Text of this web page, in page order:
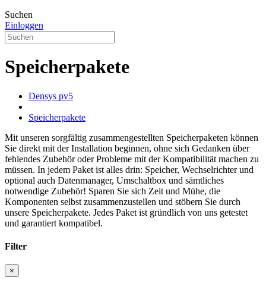
Suchen
Einloggen
Speicherpakete
Densys pv5
Speicherpakete
Mit unseren sorgfältig zusammengestellten Speicherpaketen können
Sie direkt mit der Installation beginnen, ohne sich Gedanken über
fehlendes Zubehör oder Probleme mit der Kompatibilität machen zu
müssen. In jedem Paket ist alles drin: Speicher, Wechselrichter und
optional auch Datenmanager, Umschaltbox und sämtliches
notwendige Zubehör! Sparen Sie sich Zeit und Mühe, die
Komponenten selbst zusammenzustellen und stöbern Sie durch
unsere Speicherpakete. Jedes Paket ist gründlich von uns getestet
und garantiert kompatibel.
Filter
×